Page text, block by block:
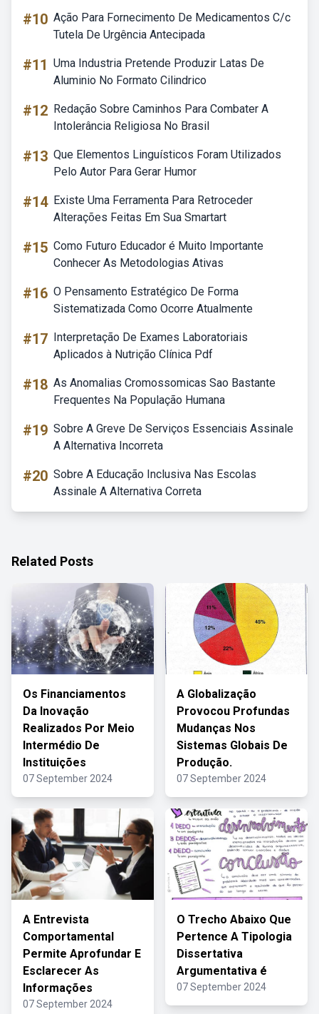
#10 Ação Para Fornecimento De Medicamentos C/c
Tutela De Urgência Antecipada
#11 Uma Industria Pretende Produzir Latas De
Aluminio No Formato Cilindrico
#12 Redação Sobre Caminhos Para Combater A
Intolerância Religiosa No Brasil
#13 Que Elementos Linguísticos Foram Utilizados
Pelo Autor Para Gerar Humor
#14 Existe Uma Ferramenta Para Retroceder
Alterações Feitas Em Sua Smartart
#15 Como Futuro Educador é Muito Importante
Conhecer As Metodologias Ativas
#16 O Pensamento Estratégico De Forma
Sistematizada Como Ocorre Atualmente
#17 Interpretação De Exames Laboratoriais
Aplicados à Nutrição Clínica Pdf
#18 As Anomalias Cromossomicas Sao Bastante
Frequentes Na População Humana
#19 Sobre A Greve De Serviços Essenciais Assinale
A Alternativa Incorreta
#20 Sobre A Educação Inclusiva Nas Escolas
Assinale A Alternativa Correta
Related Posts
Os Financiamentos
Da Inovação
Realizados Por Meio
Intermédio De
Instituições
07 September 2024
A Globalização
Provocou Profundas
Mudanças Nos
Sistemas Globais De
Produção.
07 September 2024
A Entrevista
Comportamental
Permite Aprofundar E
Esclarecer As
Informações
07 September 2024
O Trecho Abaixo Que
Pertence A Tipologia
Dissertativa
Argumentativa é
07 September 2024